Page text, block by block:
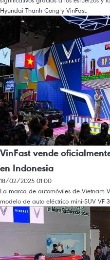
Hyundai Thanh Cong y VinFast.
VinFast vende
en Indonesia
18/02/2025 01:00
La marca de automóviles de Vietnam
modelo de auto eléctrico mini-SUV VF